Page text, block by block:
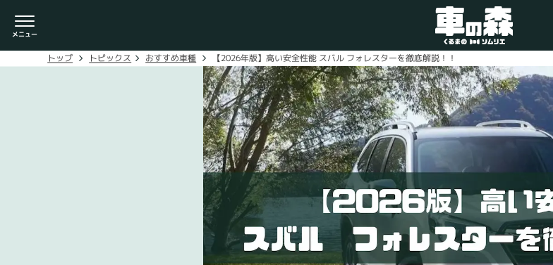
車検・整備のお問い合わせ
0800-080-1777
ご希望の店舗をタップしてください
トップ トピックス おすすめ車種 【2026年版】高い安全性能 スバル フォレスターを徹底解説！！